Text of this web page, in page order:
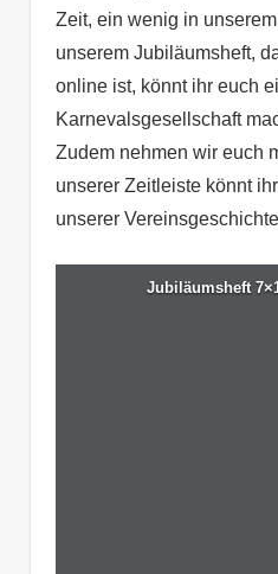
Zeit, ein wenig in
unserem Jubiläumsheft,
online ist, könnt ihr euch
Karnevalsgesellschaft
Zudem nehmen wir euch
unserer Zeitleiste könnt
unserer